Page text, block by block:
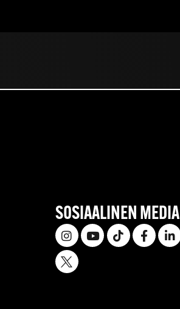
SOSIAALINEN MEDIA